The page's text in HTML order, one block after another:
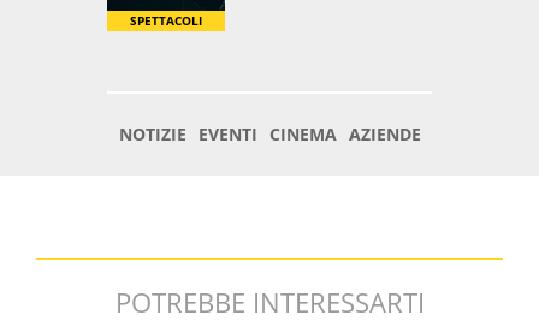
POTREBBE INTERESSARTI